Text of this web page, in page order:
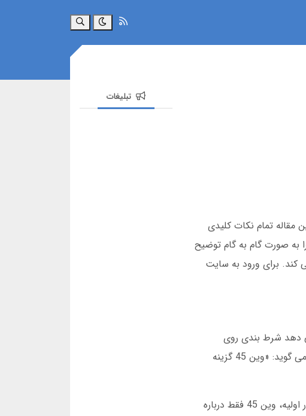
جستجو
گزینه مناسبی باشد. در این مقاله تمام نکات کلیدی
نام در سایت وین 45، دانلود اپلیکیشن وین 45 بدون فیلتر، وین 45 تلگرام، و آدرس جدید وین 45 را به صورت گام به گام توضیح
می کند. برای ورود به سایت
دهد شرط بندی روی
مسابقات فوتبال انجام دهید. شما هیجان زده می پرسید: «کجا می توانیم این کار را انجام دهیم؟» او با لبخند می گوید: «وین 45 گزینه
وین 45 یک پلتفرم شرط بندی آنلاین است که در سال های اخیر محبوبیت زیادی پیدا کرده است. برخلاف تصور اولیه، وین 45 فقط درباره
تبلیغات